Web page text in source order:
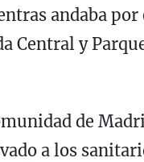
andaba
Central y
de
a los